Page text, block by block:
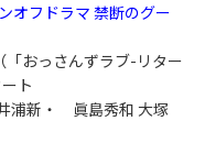
オフドラマ 禁断のグー
おっさんずラブ-リター
ト
浦新・ 眞島秀和 大塚